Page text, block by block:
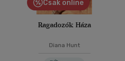
Csak online
Ragadozók Háza
Diana Hunt